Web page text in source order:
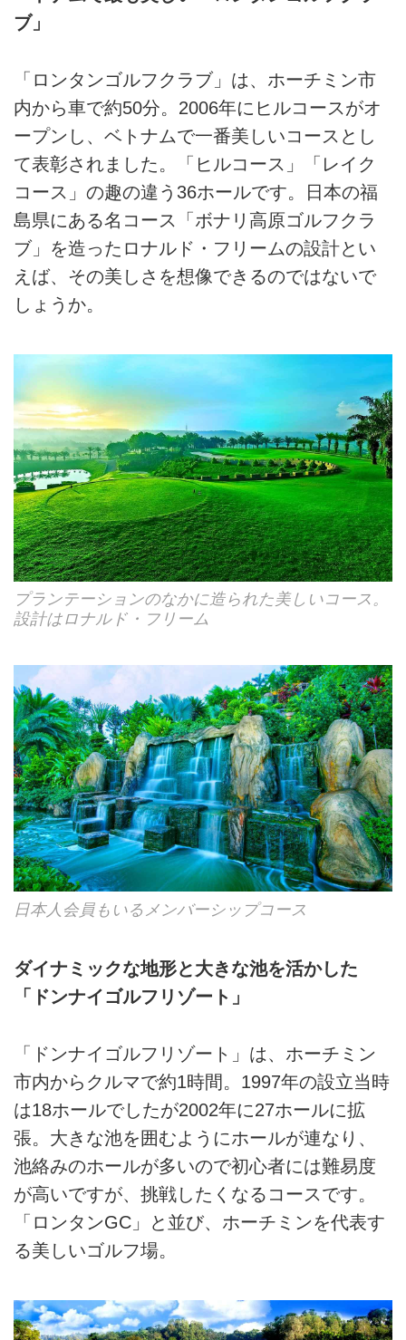
ブ」
「ロンタンゴルフクラブ」は、ホーチミン市
内から車で約50分。2006年にヒルコースがオ
ープンし、ベトナムで一番美しいコースとし
て表彰されました。「ヒルコース」「レイク
コース」の趣の違う36ホールです。日本の福
島県にある名コース「ボナリ高原ゴルフクラ
ブ」を造ったロナルド・フリームの設計とい
えば、その美しさを想像できるのではないで
しょうか。
プランテーションのなかに造られた美しいコース。
設計はロナルド・フリーム
日本人会員もいるメンバーシップコース
ダイナミックな地形と大きな池を活かした
「ドンナイゴルフリゾート」
「ドンナイゴルフリゾート」は、ホーチミン
市内からクルマで約1時間。1997年の設立当時
は18ホールでしたが2002年に27ホールに拡
張。大きな池を囲むようにホールが連なり、
池絡みのホールが多いので初心者には難易度
が高いですが、挑戦したくなるコースです。
「ロンタンGC」と並び、ホーチミンを代表す
る美しいゴルフ場。